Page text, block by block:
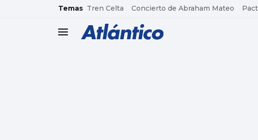
common.go-to-content
Temas Tren Celta Concierto de Abraham Mateo
header.menu.open